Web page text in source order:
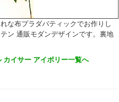
な布プラダバティックでお作りし
ン 通販モダンデザインです。裏地
カイサー アイボリー一覧へ